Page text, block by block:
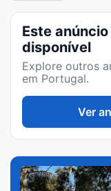
Este
disponível
Explore outros
em Portugal.
Ver